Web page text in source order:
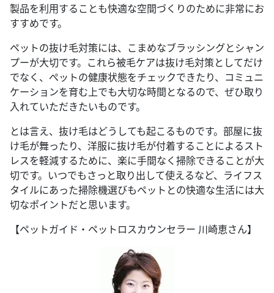
製品を利用することも快適な空間づくりのために非常にお
すすめです。
ペットの抜け毛対策には、こまめなブラッシングとシャン
プーが大切です。これら被毛ケアは抜け毛対策としてだけ
でなく、ぺットの健康状態をチェックできたり、コミュニ
ケーションを育む上でも大切な時間となるので、ぜひ取り
入れていただきたいものです。
とは言え、抜け毛はどうしても起こるものです。部屋に抜
け毛が舞ったり、洋服に抜け毛が付着することによるスト
レスを軽減するために、楽に手間なく掃除できることが大
切です。いつでもさっと取り出して使えるなど、ライフス
タイルにあった掃除機選びもペットとの快適な生活には大
切なポイントだと思います。
【ペットガイド・ペットロスカウンセラー 川崎恵さん】